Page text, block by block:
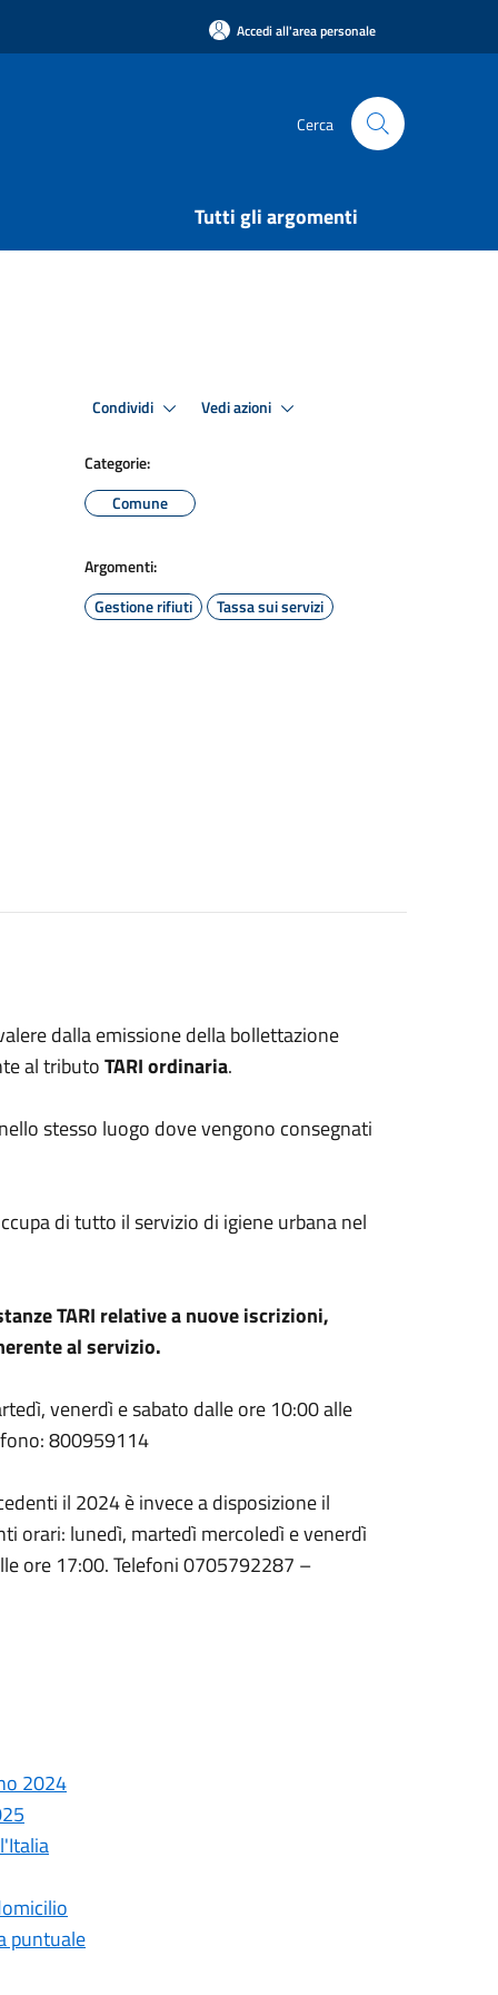
Accedi all'area personale
Cerca
Tutti gli argomenti
Condividi Vedi azioni
Categorie:
Comune
Argomenti:
Gestione rifiuti
Tassa sui servizi
dalla emissione della bollettazione
al tributoTARI ordinaria.
stesso luogo dove vengono consegnati
di tutto il servizio di igiene urbana nel
TARI relative a nuove iscrizioni,
al servizio.
venerdì e sabato dalle ore 10:00 alle
800959114
il 2024 è invece a disposizione il
orari: lunedì, martedì mercoledì e venerdì
ore 17:00. Telefoni 0705792287 –
2024
puntuale